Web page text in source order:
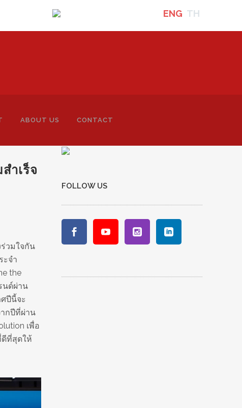
ENG TH
ABOUT US CONTACT
ำเร็จ
วมใจกัน
ะจำ
the
นด์ผ่าน
ปีนี้จะ
ากปีที่ผ่าน
เพื่อ
ที่สุดให้
FOLLOW US